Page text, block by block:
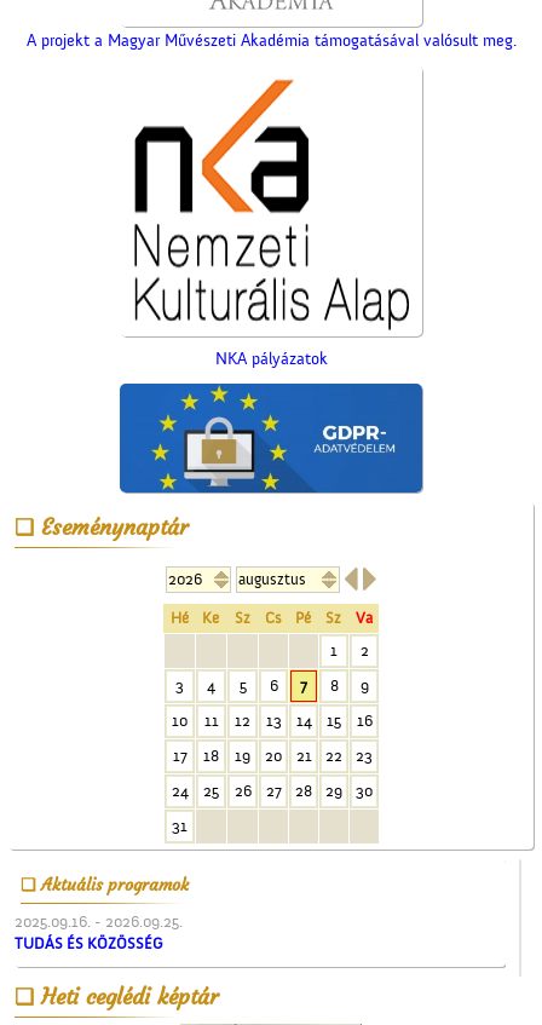
A projekt a Magyar Művészeti Akadémia támogatásával valósult meg.
NKA pályázatok
Eseménynaptár

Hé Ke Sz Cs Pé Sz
Va
1
2
3
4 5 6 7 8
9
10
11 12 13 14 15
16
17
18 19 20 21 22
23
24
25 26 27 28 29
30
31
Aktuális programok
2025.09.16. - 2026.09.25.
TUDÁS ÉS KÖZÖSSÉG
Heti ceglédi képtár
A Ceglédi Dózsa György
Népi Kollégium diákjai
énekelnek
Műkedvelő színjátszók